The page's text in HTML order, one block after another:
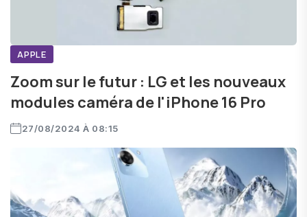
APPLE
Zoom sur le futur : LG et les nouveaux
modules caméra de l'iPhone 16 Pro
27/08/2024 À 08:15